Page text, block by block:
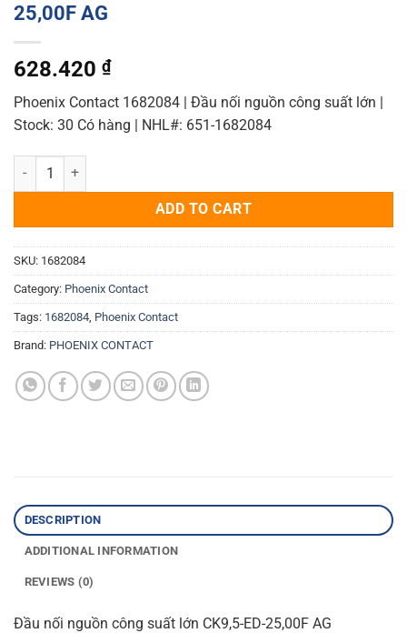
25,00F AG
628.420 ₫
Phoenix Contact 1682084 | Đầu nối nguồn công suất lớn |
Stock: 30 Có hàng | NHL#: 651-1682084
Đầu nối nguồn công suất lớn CK9,5-ED-25,00F AG quantity
ADD TO CART
SKU: 1682084
Category: Phoenix Contact
Tags: 1682084 Phoenix Contact
Brand: PHOENIX CONTACT
DESCRIPTION
ADDITIONAL INFORMATION
REVIEWS (0)
Đầu nối nguồn công suất lớn CK9,5-ED-25,00F AG